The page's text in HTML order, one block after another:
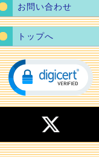
お問い合わせ
トップへ